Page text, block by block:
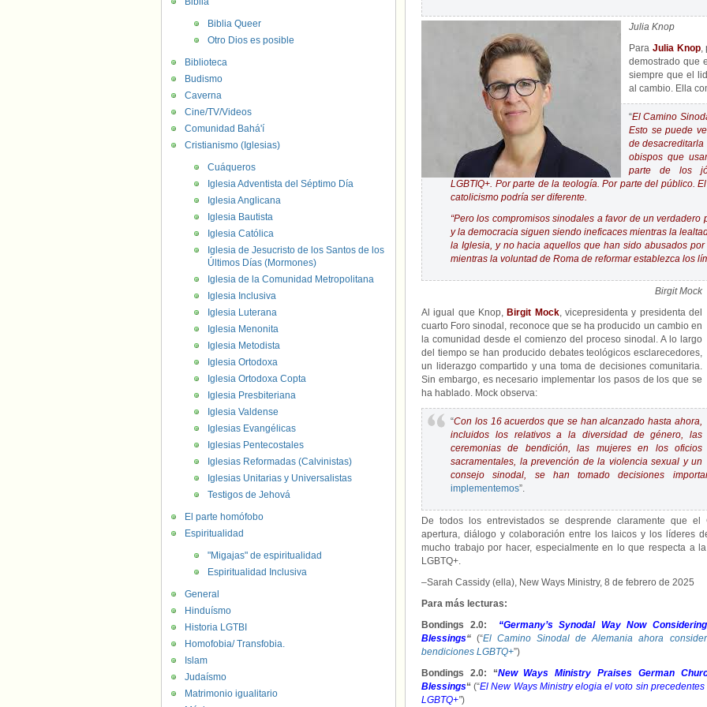
Julia Knop
Para Julia Knop,
demostrado que
siempre que el
al cambio. Ella
“El Camino
Esto se puede
de
obispos que
parte de los
LGBTIQ+. Por parte de la teología. Por parte del público.
catolicismo podría ser diferente.
“Pero los compromisos sinodales a favor de un
y la democracia siguen siendo ineficaces mientras la
la Iglesia, y no hacia aquellos que han sido abusados
mientras la voluntad de Roma de reformar establezca los
Birgit Mock
Al igual que Knop, Birgit Mock, vicepresidenta y presidenta del
cuarto Foro sinodal, reconoce que se ha producido un cambio en
la comunidad desde el comienzo del proceso sinodal. A lo largo
del tiempo se han producido debates teológicos esclarecedores,
un liderazgo compartido y una toma de decisiones comunitaria.
Sin embargo, es necesario implementar los pasos de los que se
ha hablado. Mock observa:
“Con los 16 acuerdos que se han alcanzado hasta ahora,
incluidos los relativos a la diversidad de género, las
ceremonias de bendición, las mujeres en los oficios
sacramentales, la prevención de la violencia sexual y un
consejo sinodal, se han tomado decisiones
implementemos”.
De todos los entrevistados se desprende claramente que
apertura, diálogo y colaboración entre los laicos y los líderes
mucho trabajo por hacer, especialmente en lo que respecta a
LGBTQ+.
–Sarah Cassidy (ella), New Ways Ministry, 8 de febrero de 2025
Para más lecturas:
Bondings 2.0:
“Germany’s Synodal Way Now
Blessings“(“El Camino Sinodal de Alemania ahora
bendiciones LGBTQ+”)
Bondings 2.0: “New Ways Ministry Praises German
Blessings“ (“El New Ways Ministry elogia el voto sin
LGBTQ+”)
Biblia Queer
Otro Dios es posible
Biblioteca
Budismo
Caverna
Cine/TV/Videos
Comunidad Bahá'í
Cristianismo (Iglesias)
Cuáqueros
Iglesia Adventista del Séptimo Día
Iglesia Anglicana
Iglesia Bautista
Iglesia Católica
Iglesia de Jesucristo de los Santos de los
Últimos Días (Mormones)
Iglesia de la Comunidad Metropolitana
Iglesia Inclusiva
Iglesia Luterana
Iglesia Menonita
Iglesia Metodista
Iglesia Ortodoxa
Iglesia Ortodoxa Copta
Iglesia Presbiteriana
Iglesia Valdense
Iglesias Evangélicas
Iglesias Pentecostales
Iglesias Reformadas (Calvinistas)
Iglesias Unitarias y Universalistas
Testigos de Jehová
El parte homófobo
Espiritualidad
"Migajas" de espiritualidad
Espiritualidad Inclusiva
General
Hinduísmo
Historia LGTBI
Homofobia/ Transfobia.
Islam
Judaísmo
Matrimonio igualitario